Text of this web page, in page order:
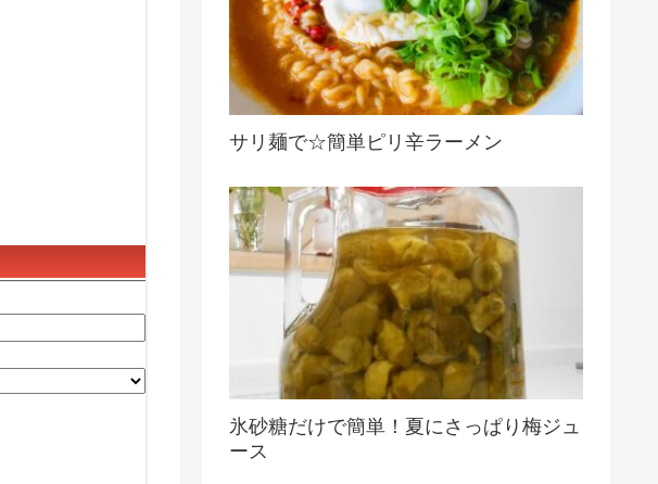
サリ麺で☆簡単ピリ辛ラーメン
氷砂糖だけで簡単！夏にさっぱり梅ジュ
ース